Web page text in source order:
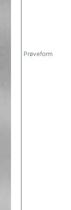
Prøveform